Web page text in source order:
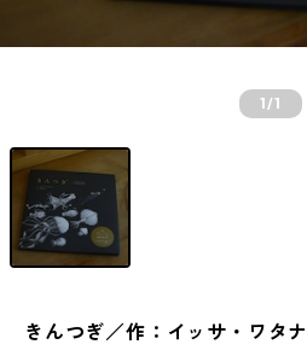
1/1
きんつぎ／作：イッサ・ワタ